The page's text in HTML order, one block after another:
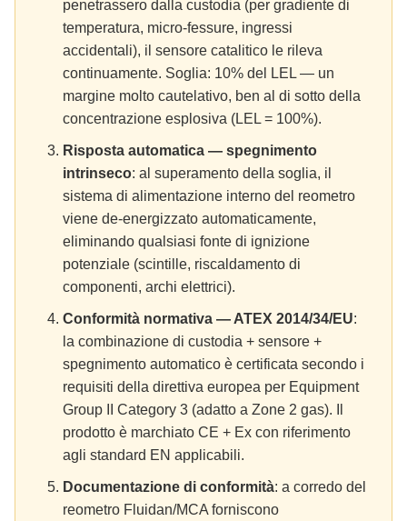
penetrassero dalla custodia (per gradiente di
temperatura, micro-fessure, ingressi
accidentali), il sensore catalitico le rileva
continuamente. Soglia: 10% del LEL — un
margine molto cautelativo, ben al di sotto della
concentrazione esplosiva (LEL = 100%).
Risposta automatica — spegnimento
intrinseco: al superamento della soglia, il
sistema di alimentazione interno del reometro
viene de-energizzato automaticamente,
eliminando qualsiasi fonte di ignizione
potenziale (scintille, riscaldamento di
componenti, archi elettrici).
Conformità normativa — ATEX 2014/34/EU:
la combinazione di custodia + sensore +
spegnimento automatico è certificata secondo i
requisiti della direttiva europea per Equipment
Group II Category 3 (adatto a Zone 2 gas). Il
prodotto è marchiato CE + Ex con riferimento
agli standard EN applicabili.
Documentazione di conformità: a corredo del
reometro Fluidan/MCA forniscono